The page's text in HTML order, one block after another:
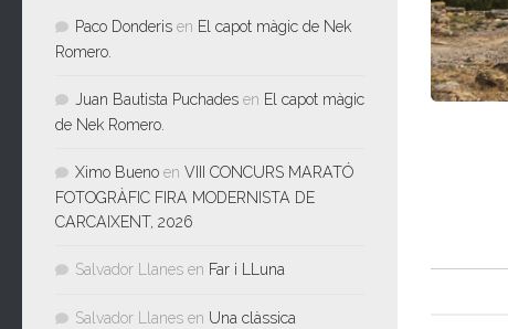
Paco Donderis en El capot màgic de Nek
Romero.
Juan Bautista Puchades en El capot màgic
de Nek Romero.
Ximo Bueno en VIII CONCURS MARATÓ
FOTOGRÀFIC FIRA MODERNISTA DE
CARCAIXENT, 2026
Salvador Llanes en Far i LLuna
Salvador Llanes en Una clàssica